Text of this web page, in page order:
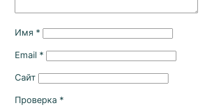
Имя *
Email *
Сайт
Проверка *